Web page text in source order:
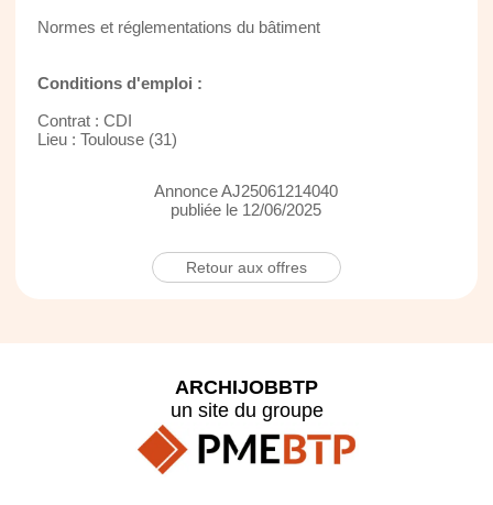
Normes et réglementations du bâtiment
Conditions d'emploi :
Contrat : CDI
Lieu : Toulouse (31)
Annonce AJ25061214040
publiée le 12/06/2025
Retour aux offres
ARCHIJOBBTP
un site du groupe